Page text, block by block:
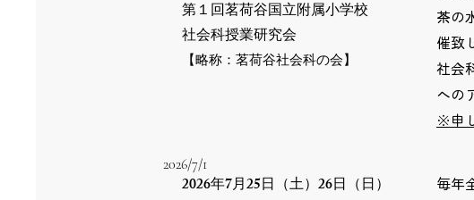
第１回茗荷谷国立附属小学校
社会科授業研究会
【略称：茗荷谷社会科の会】
茶の
催致
社会
への
※申
2026/7/1
2026年7月25日（土） 26日（日）
毎年